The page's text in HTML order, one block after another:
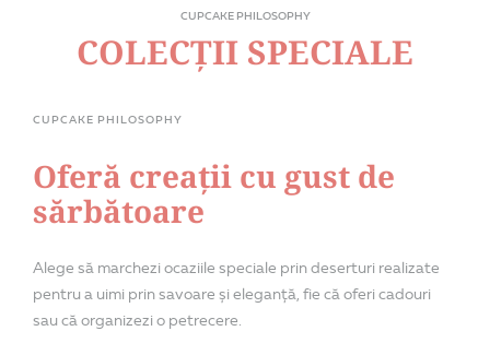
CUPCAKE PHILOSOPHY
COLECȚII SPECIALE
CUPCAKE PHILOSOPHY
Oferă creații cu gust de
sărbătoare
Alege să marchezi ocaziile speciale prin deserturi realizate
pentru a uimi prin savoare și eleganță, fie că oferi cadouri
sau că organizezi o petrecere.